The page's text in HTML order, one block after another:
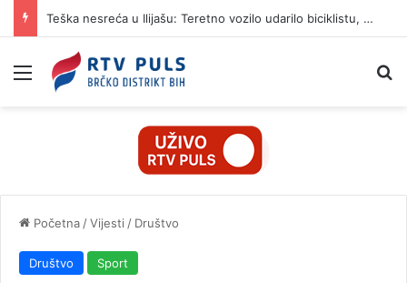
Teška nesreća u Ilijašu: Teretno vozilo udarilo biciklistu, 75-godišnjak zadržan u bolnici
Izbornik
Početna /Vijesti / Društvo
Društvo Sport